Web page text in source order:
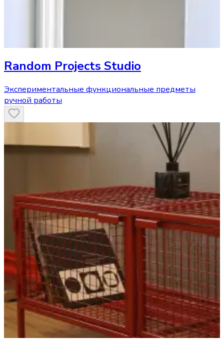
Random Projects Studio
Экспериментальные функциональные предметы
ручной работы